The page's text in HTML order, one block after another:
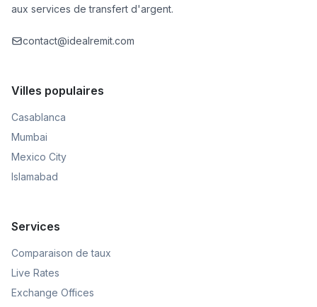
aux services de transfert d'argent.
contact@idealremit.com
Villes populaires
Casablanca
Mumbai
Mexico City
Islamabad
Services
Comparaison de taux
Live Rates
Exchange Offices